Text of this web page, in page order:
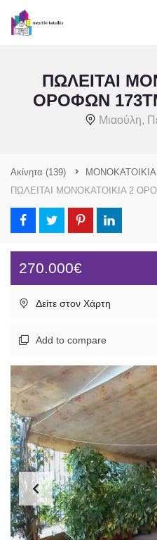
ΠΩΛΕΙΤΑΙ
ΟΡΟΦΩΝ
Μιαούλη,
Ακίνητα (139) ΜΟΝΟΚΑΤΟΙΚΙΑ
ΠΩΛΕΙΤΑΙ ΜΟΝΟΚΑΤΟΙΚΙΑ 2
270.000€
Δείτε στον Χάρτη
Add to compare